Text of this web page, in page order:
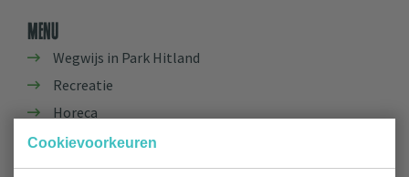
Cookievoorkeuren
Menu
Wegwijs in Park Hitland
Recreatie
Horeca
Routes
Gedragsregels